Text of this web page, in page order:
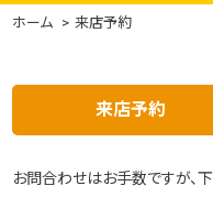
ホーム 来店予約
来店予約
お問合わせはお手数ですが、